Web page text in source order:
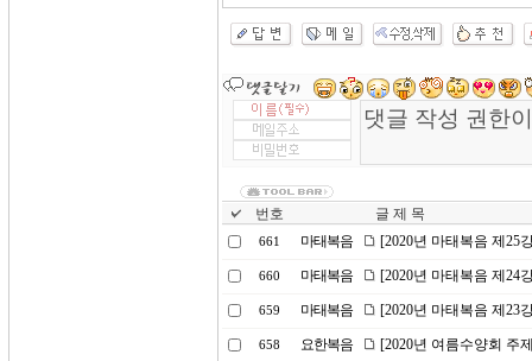
번호 글 제 목
661 마태복음 [2020년 마태복음 제25
660 마태복음 [2020년 마태복음 제24
659 마태복음 [2020년 마태복음 제23
658 요한복음 [2020년 여름수양회 주